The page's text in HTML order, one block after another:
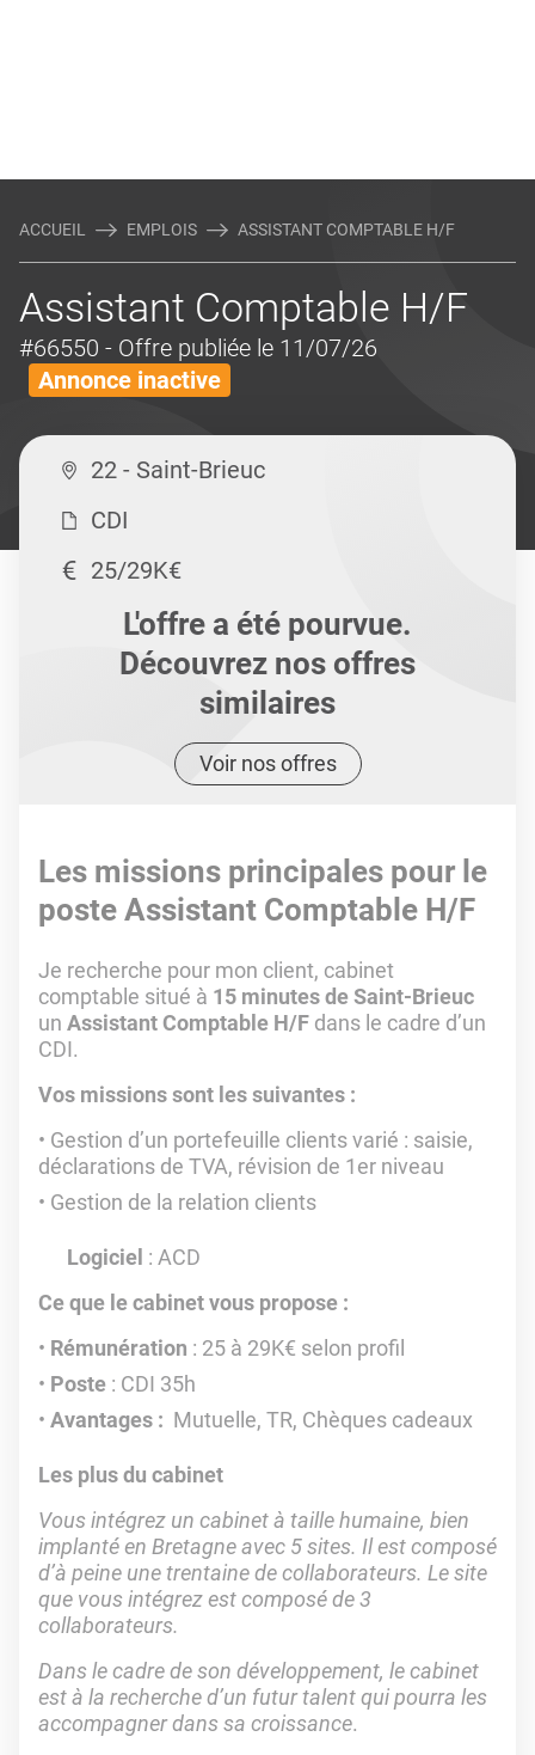
ACCUEIL EMPLOIS ASSISTANT COMPTABLE H/F
Assistant Comptable H/F
#66550 - Offre publiée le 11/07/26
Annonce inactive
22 - Saint-Brieuc
CDI
25/29K€
L'offre a été pourvue.
Découvrez nos offres
similaires
Voir nos offres
Les missions principales pour le
poste Assistant Comptable H/F
Je recherche pour mon client, cabinet
comptable situé à 15 minutes de Saint-Brieuc
un Assistant Comptable H/F dans le cadre d’un
CDI.
Vos missions sont les suivantes :
Gestion d’un portefeuille clients varié : saisie,
déclarations de TVA, révision de 1er niveau
Gestion de la relation clients
Logiciel : ACD
Ce que le cabinet vous propose :
Rémunération : 25 à 29K€ selon profil
Poste : CDI 35h
Avantages : Mutuelle, TR, Chèques cadeaux
Les plus du cabinet
Vous intégrez un cabinet à taille humaine, bien
implanté en Bretagne avec 5 sites. Il est composé
d’à peine une trentaine de collaborateurs. Le site
que vous intégrez est composé de 3
collaborateurs.
Dans le cadre de son développement, le cabinet
est à la recherche d’un futur talent qui pourra les
accompagner dans sa croissance.